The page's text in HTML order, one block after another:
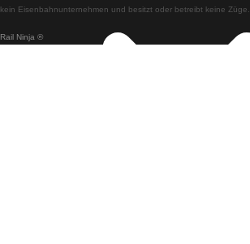
Züge von Lissabon nach Braga
Züge von Braga nach Lissabon
Rail Ninja ®
kein Eisenbahnunternehmen und besitzt oder betreibt keine Züge.